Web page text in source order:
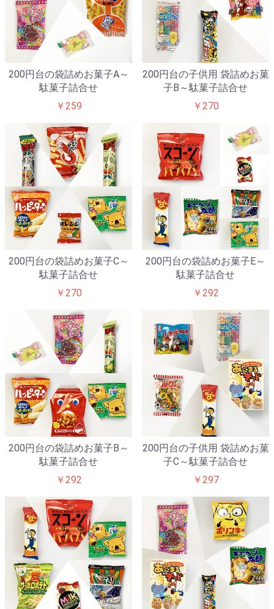
200円台の袋詰めお菓子A～
駄菓子詰合せ
￥259
200円台の子供用 袋詰めお菓
子B～駄菓子詰合せ
￥270
200円台の袋詰めお菓子C～
駄菓子詰合せ
￥270
200円台の袋詰めお菓子E～
駄菓子詰合せ
￥292
200円台の袋詰めお菓子B～
駄菓子詰合せ
￥292
200円台の子供用 袋詰めお菓
子C～駄菓子詰合せ
￥297